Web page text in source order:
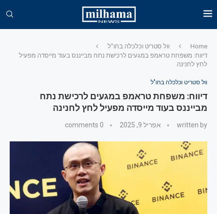
Home
וול סטריט וכלכלה בחו"ל
דיווח: משפחת טראמפ במגעים לרכישת נתח מבייננס בעוד מייסדה מפעיל
לחץ לחנינה
וול סטריט וכלכלה בחו"ל
דיווח: משפחת טראמפ במגעים לרכישת נתח
מבייננס בעוד מייסדה מפעיל לחץ לחנינה
written by אפריל 9, 2025 0 comments